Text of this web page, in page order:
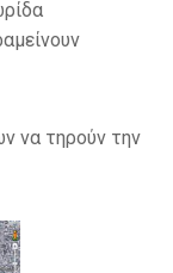
να τηρούν την